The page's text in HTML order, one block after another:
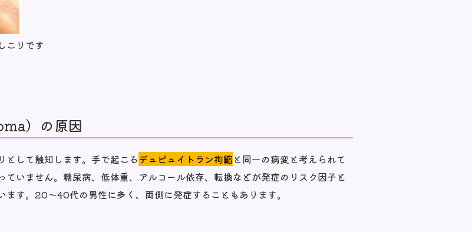
こりです
）の原因
として触知します。手で起こるデュピュイトラン拘縮と同一の病変と考えられて
いません。糖尿病、低体重、アルコール依存、転換などが発症のリスク因子と
す。20～40代の男性に多く、両側に発症することもあります。